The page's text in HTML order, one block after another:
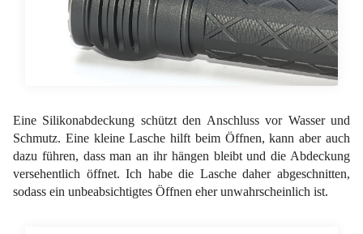
Eine Silikonabdeckung schützt den Anschluss vor Wasser und
Schmutz. Eine kleine Lasche hilft beim Öffnen, kann aber auch
dazu führen, dass man an ihr hängen bleibt und die Abdeckung
versehentlich öffnet. Ich habe die Lasche daher abgeschnitten,
sodass ein unbeabsichtigtes Öffnen eher unwahrscheinlich ist.